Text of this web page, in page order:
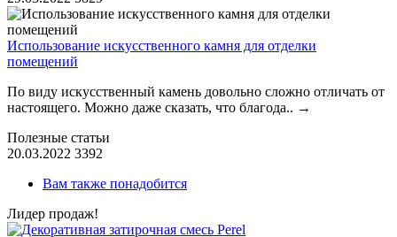
Использование искусственного камня для отделки
помещений
По виду искусственный камень довольно сложно отличать от
настоящего. Можно даже сказать, что благода.. →
Полезные статьи
20.03.2022 3392
Вам также понадобится
Лидер продаж!